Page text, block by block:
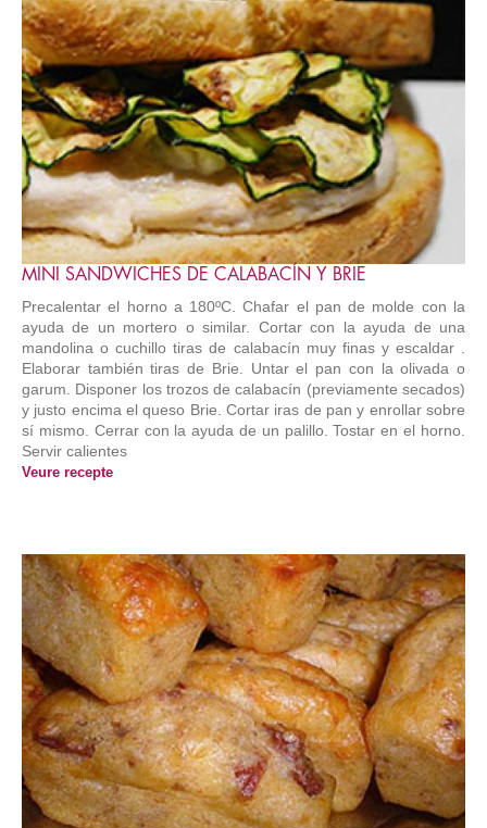
MINI SANDWICHES DE CALABACÍN Y BRIE
Precalentar el horno a 180ºC. Chafar el pan de molde con la
ayuda de un mortero o similar. Cortar con la ayuda de una
mandolina o cuchillo tiras de calabacín muy finas y escaldar .
Elaborar también tiras de Brie. Untar el pan con la olivada o
garum. Disponer los trozos de calabacín (previamente secados)
y justo encima el queso Brie. Cortar iras de pan y enrollar sobre
sí mismo. Cerrar con la ayuda de un palillo. Tostar en el horno.
Servir calientes
Veure recepte